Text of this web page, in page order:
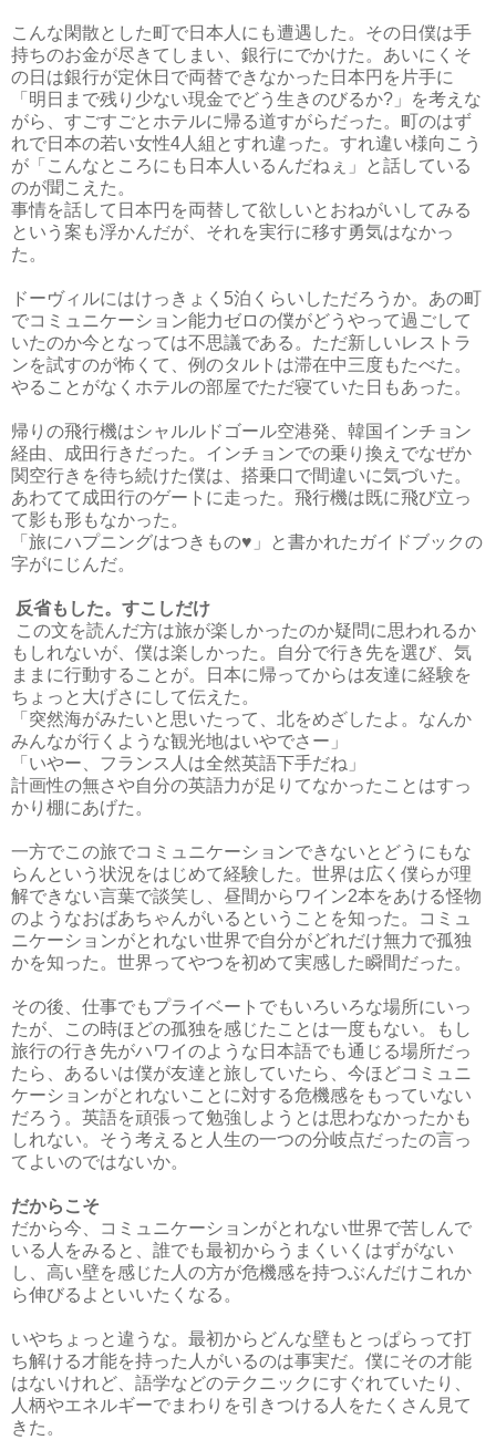
こんな閑散とした町で日本人にも遭遇した。その日僕は手
持ちのお金が尽きてしまい、銀行にでかけた。あいにくそ
の日は銀行が定休日で両替できなかった日本円を片手に
「明日まで残り少ない現金でどう生きのびるか?」を考えな
がら、すごすごとホテルに帰る道すがらだった。町のはず
れで日本の若い女性4人組とすれ違った。すれ違い様向こう
が「こんなところにも日本人いるんだねぇ」と話している
のが聞こえた。
事情を話して日本円を両替して欲しいとおねがいしてみる
という案も浮かんだが、それを実行に移す勇気はなかっ
た。
ドーヴィルにはけっきょく5泊くらいしただろうか。あの町
でコミュニケーション能力ゼロの僕がどうやって過ごして
いたのか今となっては不思議である。ただ新しいレストラ
ンを試すのが怖くて、例のタルトは滞在中三度もたべた。
やることがなくホテルの部屋でただ寝ていた日もあった。
帰りの飛行機はシャルルドゴール空港発、韓国インチョン
経由、成田行きだった。インチョンでの乗り換えでなぜか
関空行きを待ち続けた僕は、搭乗口で間違いに気づいた。
あわてて成田行のゲートに走った。飛行機は既に飛び立っ
て影も形もなかった。
「旅にハプニングはつきもの♥」と書かれたガイドブックの
字がにじんだ。
反省もした。すこしだけ
この文を読んだ方は旅が楽しかったのか疑問に思われるか
もしれないが、僕は楽しかった。自分で行き先を選び、気
ままに行動することが。日本に帰ってからは友達に経験を
ちょっと大げさにして伝えた。
「突然海がみたいと思いたって、北をめざしたよ。なんか
みんなが行くような観光地はいやでさー」
「いやー、フランス人は全然英語下手だね」
計画性の無さや自分の英語力が足りてなかったことはすっ
かり棚にあげた。
一方でこの旅でコミュニケーションできないとどうにもな
らんという状況をはじめて経験した。世界は広く僕らが理
解できない言葉で談笑し、昼間からワイン2本をあける怪物
のようなおばあちゃんがいるということを知った。コミュ
ニケーションがとれない世界で自分がどれだけ無力で孤独
かを知った。世界ってやつを初めて実感した瞬間だった。
その後、仕事でもプライベートでもいろいろな場所にいっ
たが、この時ほどの孤独を感じたことは一度もない。もし
旅行の行き先がハワイのような日本語でも通じる場所だっ
たら、あるいは僕が友達と旅していたら、今ほどコミュニ
ケーションがとれないことに対する危機感をもっていない
だろう。英語を頑張って勉強しようとは思わなかったかも
しれない。そう考えると人生の一つの分岐点だったの言っ
てよいのではないか。
だからこそ
だから今、コミュニケーションがとれない世界で苦しんで
いる人をみると、誰でも最初からうまくいくはずがない
し、高い壁を感じた人の方が危機感を持つぶんだけこれか
ら伸びるよといいたくなる。
いやちょっと違うな。最初からどんな壁もとっぱらって打
ち解ける才能を持った人がいるのは事実だ。僕にその才能
はないけれど、語学などのテクニックにすぐれていたり、
人柄やエネルギーでまわりを引きつける人をたくさん見て
きた。